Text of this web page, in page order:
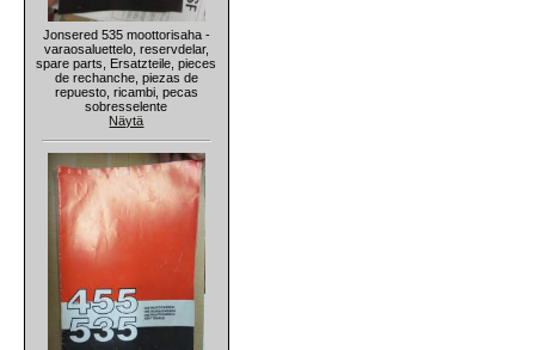
Jonsered 535 moottorisaha -
varaosaluettelo, reservdelar,
spare parts, Ersatzteile, pieces
de rechanche, piezas de
repuesto, ricambi, pecas
sobresselente
Näytä